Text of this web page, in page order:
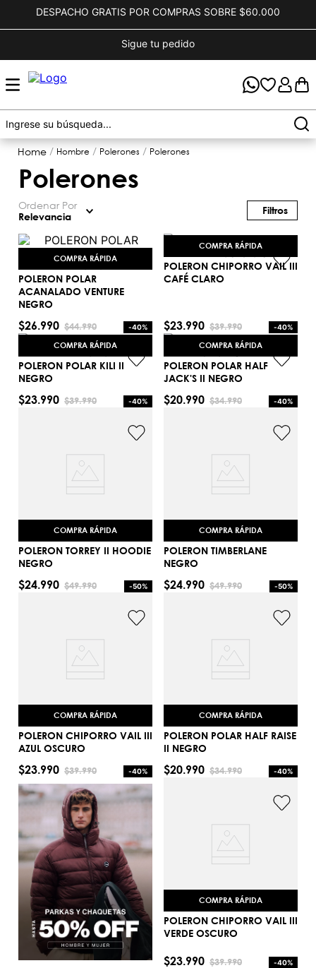
DESPACHO GRATIS POR COMPRAS SOBRE $60.000
Sigue tu pedido
hombre polerones polerones
polerones
Ordenar Por
Relevancia
COMPRA RÁPIDA
AGREGAR AL CARRITO
POLERON POLAR
ACANALADO VENTURE
NEGRO
$44.990
$26.990 -40%
COMPRA RÁPIDA
AGREGAR AL CARRITO
POLERON CHIPORRO VAIL III
CAFÉ CLARO
$39.990
$23.990 -40%
COMPRA RÁPIDA
S
POLERON POLAR KILI II
NEGRO
$39.990
$23.990 -40%
COMPRA RÁPIDA
M
POLERON POLAR HALF
JACK'S II NEGRO
$34.990
$20.990 -40%
COMPRA RÁPIDA
S
POLERON TORREY II HOODIE
NEGRO
$49.990
$24.990 -50%
COMPRA RÁPIDA
S
POLERON TIMBERLANE
NEGRO
$49.990
$24.990 -50%
COMPRA RÁPIDA
S
AGREGAR AL CARRITO
POLERON CHIPORRO VAIL III
AZUL OSCURO
$39.990
$23.990 -40%
COMPRA RÁPIDA
S
POLERON POLAR HALF RAISE
II NEGRO
$34.990
$20.990 -40%
COMPRA RÁPIDA
S
POLERON CHIPORRO VAIL III
VERDE OSCURO
$39.990
$23.990 -40%